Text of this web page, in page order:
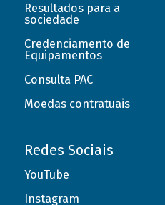
Resultados para a
sociedade
Credenciamento de
Equipamentos
Consulta PAC
Moedas contratuais
Redes Sociais
YouTube
Instagram